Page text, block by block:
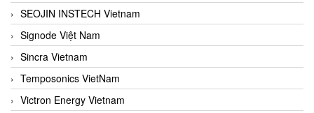
SEOJIN INSTECH Vietnam
Signode Việt Nam
Sincra Vietnam
Temposonics VietNam
Victron Energy Vietnam